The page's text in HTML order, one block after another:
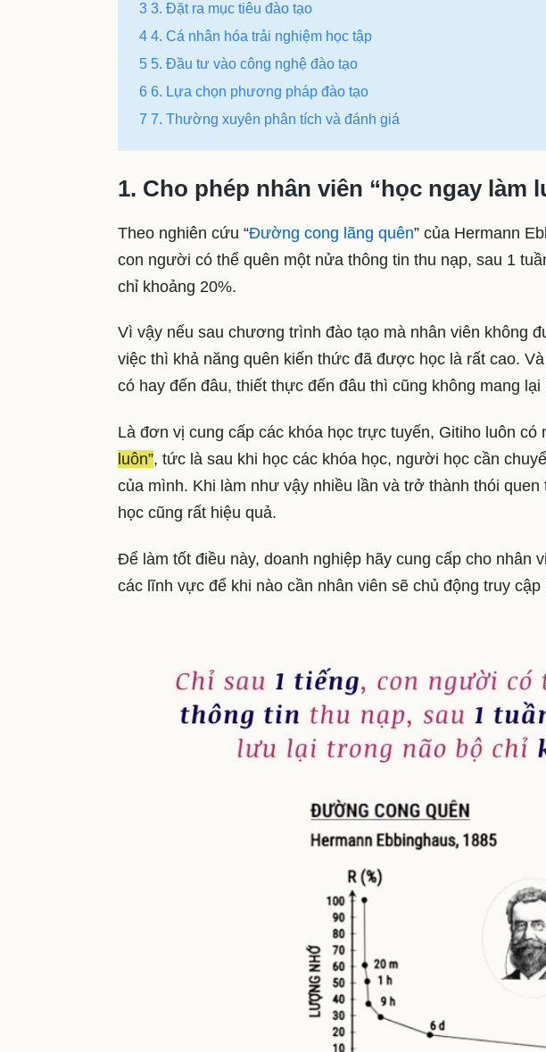
3 3. Đặt ra mục tiêu đào tạo
4 4. Cá nhân hóa trải nghiệm học tập
5 5. Đầu tư vào công nghệ đào tạo
6 6. Lựa chọn phương pháp đào tạo
7 7. Thường xuyên phân tích và đánh giá
1. Cho phép nhân viên “học ngay làm
Theo nghiên cứu “Đường cong lãng quên” của Hermann
con người có thể quên một nửa thông tin thu nạp, sau 1
chỉ khoảng 20%.
Vì vậy nếu sau chương trình đào tạo mà nhân viên không
việc thì khả năng quên kiến thức đã được học là rất cao.
có hay đến đâu, thiết thực đến đâu thì cũng không mang lại
Là đơn vị cung cấp các khóa học trực tuyến, Gitiho luôn có
luôn”, tức là sau khi học các khóa học, người học cần
của mình. Khi làm như vậy nhiều lần và trở thành thói
học cũng rất hiệu quả.
Để làm tốt điều này, doanh nghiệp hãy cung cấp cho nhân
các lĩnh vực để khi nào cần nhân viên sẽ chủ động truy